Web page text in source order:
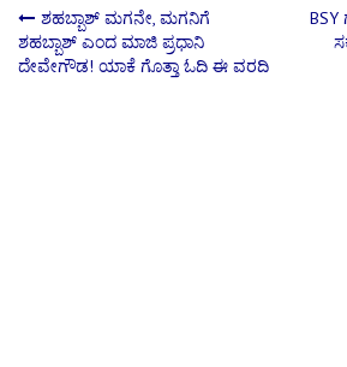
Post
navigation
ಶಹಬ್ಬಾಶ್ ಮಗನೇ, ಮಗನಿಗೆ
ಶಹಬ್ಬಾಶ್ ಎಂದ ಮಾಜಿ ಪ್ರಧಾನಿ
ದೇವೇಗೌಡ! ಯಾಕೆ ಗೊತ್ತಾ ಓದಿ ಈ ವರದಿ